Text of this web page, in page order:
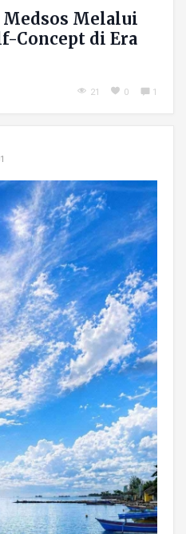
Melalui
Concept di Era
21 0 1